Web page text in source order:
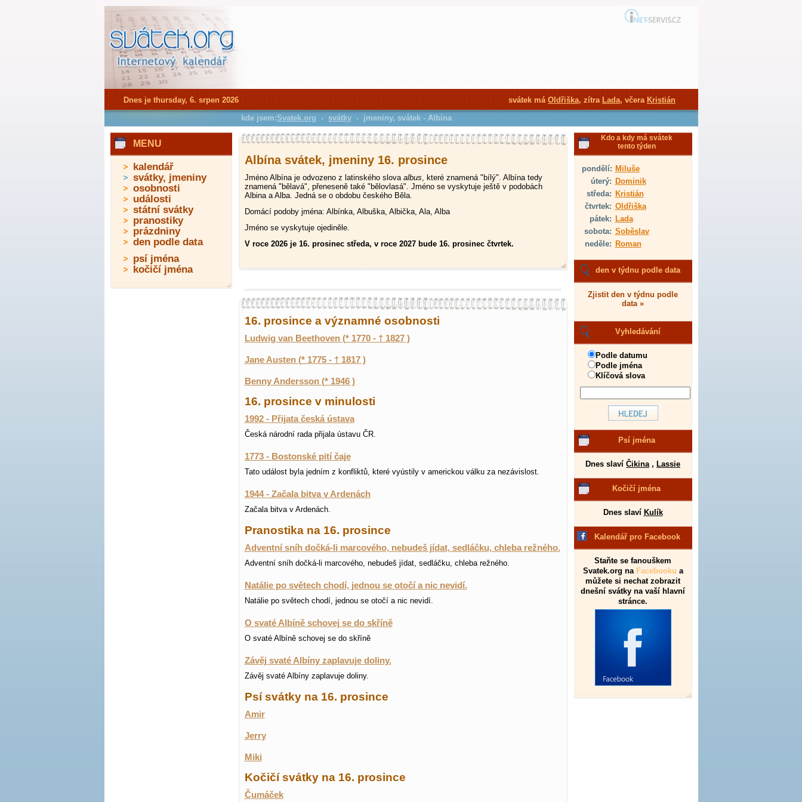
Albína svátek, jmeniny 16. prosince
Jméno Albína je odvozeno z latinského slova albus, které znamená "bílý". Albína tedy
znamená "bělavá", přeneseně také "bělovlasá". Jméno se vyskytuje ještě v podobách
Albina a Alba. Jedná se o obdobu českého Běla.
Domácí podoby jména: Albínka, Albuška, Albička, Ala, Alba
Jméno se vyskytuje ojediněle.
V roce 2026 je 16. prosinec středa, v roce 2027 bude 16. prosinec čtvrtek.
16. prosince a významné osobnosti
Ludwig van Beethoven (* 1770 - † 1827 )
Jane Austen (* 1775 - † 1817 )
Benny Andersson (* 1946 )
16. prosince v minulosti
1992 - Přijata česká ústava
Česká národní rada přijala ústavu ČR.
1773 - Bostonské pití čaje
Tato událost byla jedním z konfliktů, které vyústily v americkou válku za nezávislost.
1944 - Začala bitva v Ardenách
Začala bitva v Ardenách.
Pranostika na 16. prosince
Adventní sníh dočká-li marcového, nebudeš jídat, sedláčku, chleba režného.
Adventní sníh dočká-li marcového, nebudeš jídat, sedláčku, chleba režného.
Natálie po světech chodí, jednou se otočí a nic nevidí.
Natálie po světech chodí, jednou se otočí a nic nevidí.
O svaté Albíně schovej se do skříně
O svaté Albíně schovej se do skříně
Závěj svaté Albíny zaplavuje doliny.
Závěj svaté Albíny zaplavuje doliny.
Psí svátky na 16. prosince
Amir
Jerry
Miki
Kočičí svátky na 16. prosince
Čumáček
Kdo a kdy má svátek
tento týden
pondělí: Miluše
úterý: Dominik
středa: Kristián
čtvrtek: Oldřiška
pátek: Lada
sobota: Soběslav
neděle: Roman
den v týdnu podle data
Zjistit den v týdnu podle
data »
Vyhledávání
Podle datumu
Podle jména
Klíčová slova
Psí jména
Dnes slaví Čikina, Lassie
Kočičí jména
Dnes slaví Kulík
Kalendář pro Facebook
Staňte se fanouškem
Svatek.org na Facebooku a
můžete si nechat zobrazit
dnešní svátky na vaší hlavní
stránce.
MENU
kalendář
svátky, jmeniny
osobnosti
události
státní svátky
pranostiky
prázdniny
den podle data
psí jména
kočičí jména
Dnes je thursday, 6. srpen 2026 svátek má Oldřiška, zítra Lada, včera Kristián
kde jsem:Svatek.org - svátky - jmeniny, svátek - Albína